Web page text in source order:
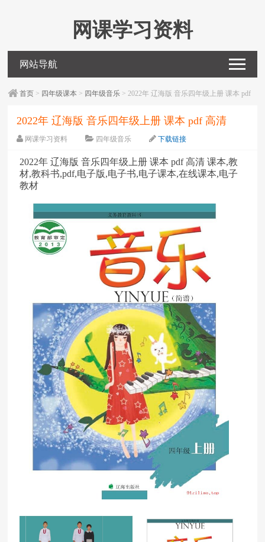
网课学习资料
网站导航
首页 > 四年级课本 > 四年级音乐 > 2022年 辽海版 音乐四年级上册 课本 pdf
2022年 辽海版 音乐四年级上册 课本 pdf 高清
网课学习资料 四年级音乐
下载链接
2022年 辽海版 音乐四年级上册 课本 pdf 高清 课本,教
材,教科书,pdf,电子版,电子书,电子课本,在线课本,电子
教材